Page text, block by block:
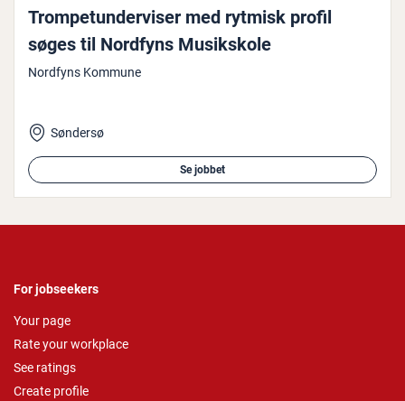
Trom­pe­tun­der­vi­ser med rytmisk profil
søges til Nordfyns Mu­siks­ko­le
Nordfyns Kommune
Søndersø
Se jobbet
For jobseekers
Your page
Rate your workplace
See ratings
Create profile